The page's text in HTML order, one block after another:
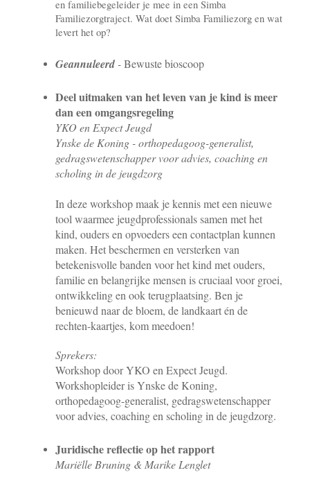
en familiebegeleider je mee in een Simba
Familiezorgtraject. Wat doet Simba Familiezorg en wat
levert het op?
Geannuleerd -Bewuste bioscoop
Deel uitmaken van het leven van je kind is meer
dan een omgangsregeling
YKO en Expect Jeugd
Ynske de Koning - orthopedagoog-generalist,
gedragswetenschapper voor advies, coaching en
scholing in de jeugdzorg
In deze workshop maak je kennis met een nieuwe
tool waarmee jeugdprofessionals samen met het
kind, ouders en opvoeders een contactplan kunnen
maken. Het beschermen en versterken van
betekenisvolle banden voor het kind met ouders,
familie en belangrijke mensen is cruciaal voor groei,
ontwikkeling en ook terugplaatsing. Ben je
benieuwd naar de bloem, de landkaart én de
rechten-kaartjes, kom meedoen!
Sprekers:
Workshop door YKO en Expect Jeugd.
Workshopleider is Ynske de Koning,
orthopedagoog-generalist, gedragswetenschapper
voor advies, coaching en scholing in de jeugdzorg.
Juridische reflectie op het rapport
Mariëlle Bruning & Marike Lenglet